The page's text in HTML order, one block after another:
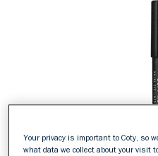
Your privacy is important to Coty, so
what data we collect about your visit